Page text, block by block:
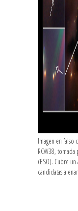
Imagen en
RCW38,
(ESO). Cubre
candidatas a